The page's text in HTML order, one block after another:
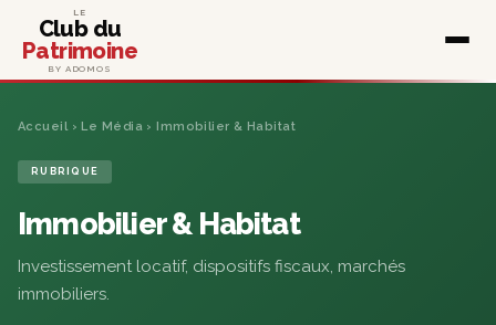
LE
Club du
Patrimoine
BY ADOMOS
Accueil›Le Média› Immobilier & Habitat
RUBRIQUE
Immobilier & Habitat
Investissement locatif, dispositifs fiscaux, marchés
immobiliers.